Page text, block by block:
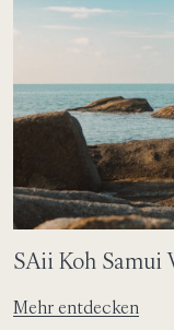
SAii Koh Samui
Mehr entdecken